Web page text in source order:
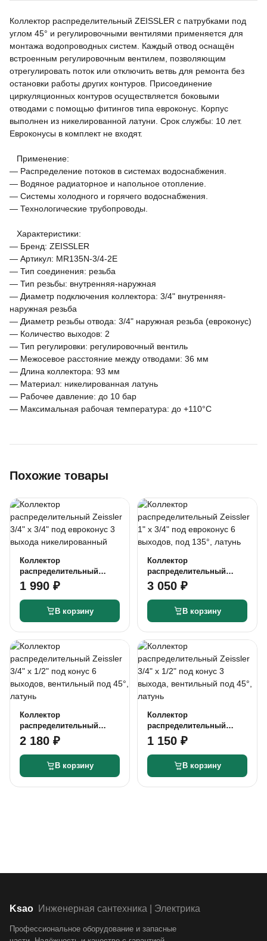
Коллектор распределительный ZEISSLER с патрубками под
углом 45° и регулировочными вентилями применяется для
монтажа водопроводных систем. Каждый отвод оснащён
встроенным регулировочным вентилем, позволяющим
отрегулировать поток или отключить ветвь для ремонта без
остановки работы других контуров. Присоединение
циркуляционных контуров осуществляется боковыми
отводами с помощью фитингов типа евроконус. Корпус
выполнен из никелированной латуни. Срок службы: 10 лет.
Евроконусы в комплект не входят.
Применение:
— Распределение потоков в системах водоснабжения.
— Водяное радиаторное и напольное отопление.
— Системы холодного и горячего водоснабжения.
— Технологические трубопроводы.
Характеристики:
— Бренд: ZEISSLER
— Артикул: MR135N-3/4-2E
— Тип соединения: резьба
— Тип резьбы: внутренняя-наружная
— Диаметр подключения коллектора: 3/4" внутренняя-
наружная резьба
— Диаметр резьбы отвода: 3/4" наружная резьба (евроконус)
— Количество выходов: 2
— Тип регулировки: регулировочный вентиль
— Межосевое расстояние между отводами: 36 мм
— Длина коллектора: 93 мм
— Материал: никелированная латунь
— Рабочее давление: до 10 бар
— Максимальная рабочая температура: до +110°С
Похожие товары
Коллектор
распределительный
Zeissler 3/4" х 3/4" под
евроконус 3 выхода
никелированный
1 990 ₽
В корзину
Коллектор
распределительный
Zeissler 1" х 3/4" под
евроконус 6 выходов,
под 135°, латунь
3 050 ₽
В корзину
Коллектор
распределительный
Zeissler 3/4" х 1/2" под
конус 6 выходов,
вентильный под 45°,
2 180 ₽
В корзину
Коллектор
распределительный
Zeissler 3/4" х 1/2" под
конус 3 выхода,
вентильный под 45°,
1 150 ₽
В корзину
Ksao Инженерная сантехника | Электрика
Профессиональное оборудование и запасные